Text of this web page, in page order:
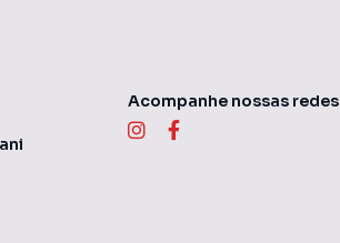
Acompanhe nossas redes